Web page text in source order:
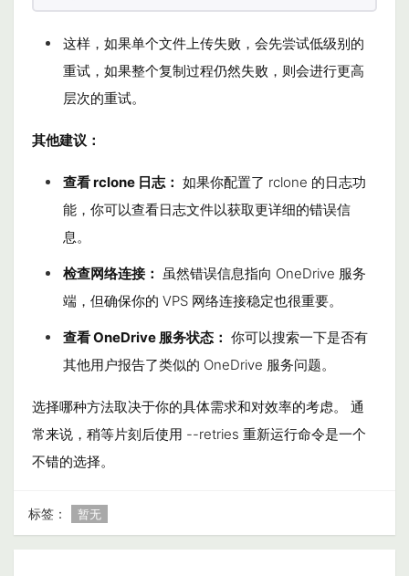
这样，如果单个文件上传失败，会先尝试低级别的
重试，如果整个复制过程仍然失败，则会进行更高
层次的重试。
其他建议：
查看 rclone 日志： 如果你配置了 rclone 的日志功
能，你可以查看日志文件以获取更详细的错误信
息。
检查网络连接： 虽然错误信息指向 OneDrive 服务
端，但确保你的 VPS 网络连接稳定也很重要。
查看 OneDrive 服务状态： 你可以搜索一下是否有
其他用户报告了类似的 OneDrive 服务问题。
选择哪种方法取决于你的具体需求和对效率的考虑。 通
常来说，稍等片刻后使用 --retries 重新运行命令是一个
不错的选择。
标签： 暂无